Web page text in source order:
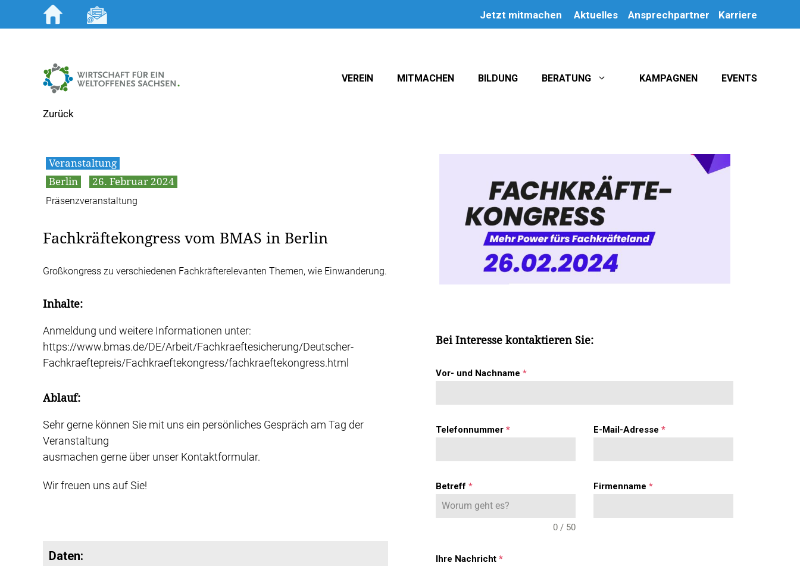
Inhalt
Jetzt mitmachen Aktuelles Ansprechpartner Karriere
VEREIN MITMACHEN BILDUNG BERATUNG KAMPAGNEN EVENTS
Zurück
Veranstaltung
Berlin
26. Februar 2024
Präsenzveranstaltung
Fachkräftekongress vom BMAS in Berlin
Großkongress zu verschiedenen Fachkräfterelevanten Themen, wie Einwanderung.
Inhalte:
Anmeldung und weitere Informationen unter:
https://www.bmas.de/DE/Arbeit/Fachkraeftesicherung/Deutscher-
Fachkraeftepreis/Fachkraeftekongress/fachkraeftekongress.html
Ablauf:
Sehr gerne können Sie mit uns ein persönliches Gespräch am Tag der
Veranstaltung
ausmachen gerne über unser Kontaktformular.
Wir freuen uns auf Sie!
Daten:
Bei Interesse kontaktieren Sie:
Vor- und Nachname *
Telefonnummer * E-Mail-Adresse *
Betreff *
0 / 50
Firmenname *
Ihre Nachricht *